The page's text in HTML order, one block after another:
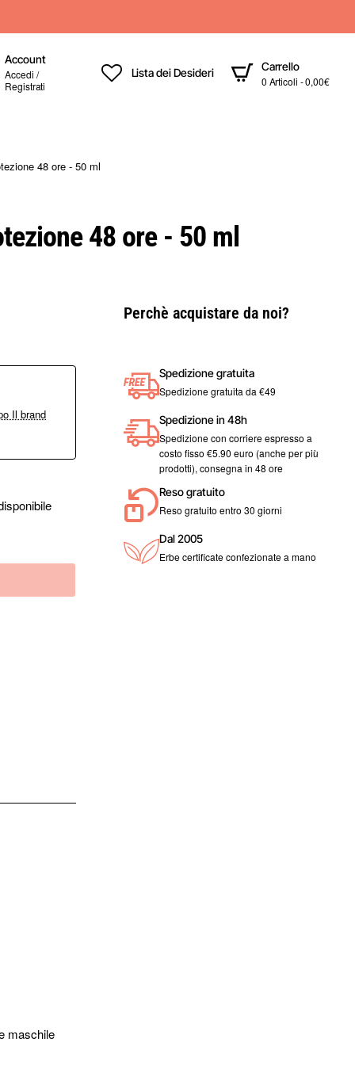
Account
Accedi /
Registrati
Lista dei Desideri
Carrello
0 Articoli - 0,00€
48 ore - 50 ml
48 ore - 50 ml
Il brand
maschile
Perchè acquistare da noi?
Spedizione gratuita
Spedizione gratuita da €49
Spedizione in 48h
Spedizione con corriere espresso a
costo fisso €5.90 euro (anche per più
prodotti), consegna in 48 ore
Reso gratuito
Reso gratuito entro 30 giorni
Dal 2005
Erbe certificate confezionate a mano